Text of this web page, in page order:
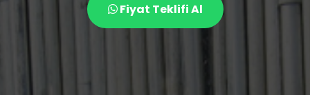
Fiyat Teklifi Al